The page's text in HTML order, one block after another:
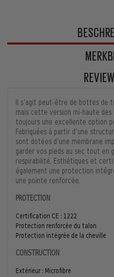
Il s’agit peut-être de bottes de
mais cette version mi-haute
toujours une excellente option
Fabriquées à partir d’une
sont dotées d’une membrane
garder vos pieds au sec tout en
respirabilité. Esthétiques et
également une protection
une pointe renforcée.
PROTECTION
Certification CE : 1222
Protection renforcée du talon
Protection intégrée de la cheville
CONSTRUCTION
Extérieur : Microfibre